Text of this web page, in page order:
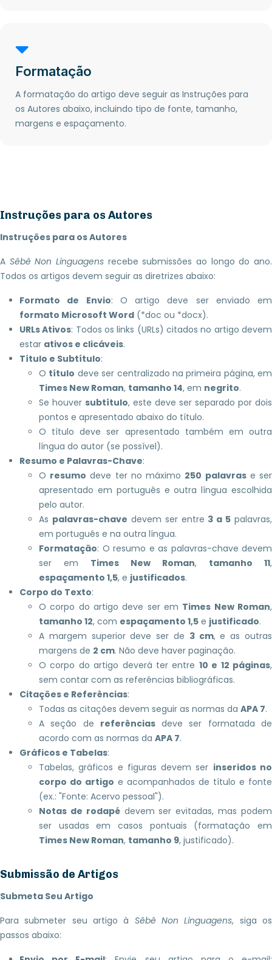
Formatação
A formatação do artigo deve seguir as Instruções para
os Autores abaixo, incluindo tipo de fonte, tamanho,
margens e espaçamento.
Instruções para os Autores
Instruções para os Autores
A Sêbê Non Linguagens recebe submissões ao longo do ano.
Todos os artigos devem seguir as diretrizes abaixo:
Formato de Envio: O artigo deve ser enviado em
formato Microsoft Word (*doc ou *docx).
URLs Ativos: Todos os links (URLs) citados no artigo devem
estar ativos e clicáveis.
Título e Subtítulo:
O título deve ser centralizado na primeira página, em
Times New Roman, tamanho 14, em negrito.
Se houver subtítulo, este deve ser separado por dois
pontos e apresentado abaixo do título.
O título deve ser apresentado também em outra
língua do autor (se possível).
Resumo e Palavras-Chave:
O resumo deve ter no máximo 250 palavrase ser
apresentado em português e outra língua escolhida
pelo autor.
As palavras-chave devem ser entre 3 a 5 palavras,
em português e na outra língua.
Formatação: O resumo e as palavras-chave devem
ser em Times New Roman, tamanho 11,
espaçamento 1,5, e justificados.
Corpo do Texto:
O corpo do artigo deve ser em Times New Roman,
tamanho 12, com espaçamento 1,5 e justificado.
A margem superior deve ser de 3 cm, e as outras
margens de 2 cm. Não deve haver paginação.
O corpo do artigo deverá ter entre 10 e 12 páginas,
sem contar com as referências bibliográficas.
Citações e Referências:
Todas as citações devem seguir as normas da APA 7.
A seção de referênciasdeve ser formatada de
acordo com as normas da APA 7.
Gráficos e Tabelas:
Tabelas, gráficos e figuras devem ser inseridos no
corpo do artigo e acompanhados de título e fonte
(ex.: "Fonte: Acervo pessoal").
Notas de rodapédevem ser evitadas, mas podem
ser usadas em casos pontuais (formatação em
Times New Roman, tamanho 9, justificado).
Submissão de Artigos
Submeta Seu Artigo
Para submeter seu artigo à Sêbê Non Linguagens, siga os
passos abaixo: